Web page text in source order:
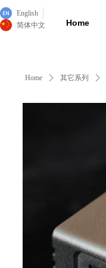
Home
English
简体中文
Home ꄲ 其它系列 ꄲ